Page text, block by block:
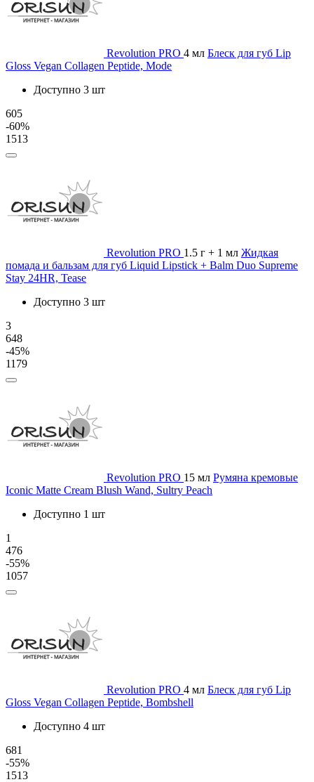
Revolution PRO 4 мл Блеск для губ Lip
Gloss Vegan Collagen Peptide, Mode
Доступно 3 шт
605
-60%
1513
Revolution PRO 1.5 г + 1 мл Жидкая
помада и бальзам для губ Liquid Lipstick + Balm Duo Supreme
Stay 24HR, Tease
Доступно 3 шт
3
648
-45%
1179
Revolution PRO 15 мл Румяна кремовые
Iconic Matte Cream Blush Wand, Sultry Peach
Доступно 1 шт
1
476
-55%
1057
Revolution PRO 4 мл Блеск для губ Lip
Gloss Vegan Collagen Peptide, Bombshell
Доступно 4 шт
681
-55%
1513